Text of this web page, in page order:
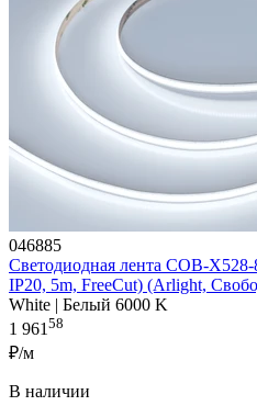
046885
Светодиодная лента COB-
IP20, 5m, FreeCut) (Arlight,
White | Белый 6000 K
1 96158
₽/м
В наличии